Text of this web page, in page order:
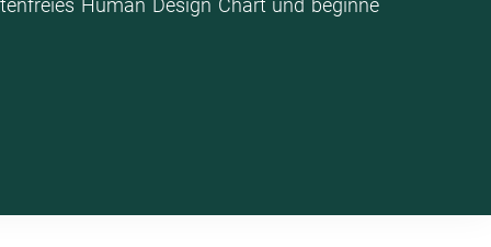
Human Design Chart und beginne